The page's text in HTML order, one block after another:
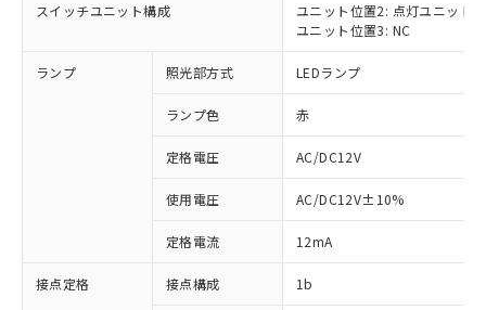
スイッチユニット構成
ユニット位置2: 点灯ユニット
ユニット位置3: NC
ランプ 照光部方式 LEDランプ
ランプ色 赤
定格電圧 AC/DC12V
使用電圧 AC/DC12V±10%
定格電流 12mA
接点定格 接点構成 1b
※1 対応状況
対応済み：EU RoHS指令（10物質）の
非含有に対応した製品が提供可能な商品で